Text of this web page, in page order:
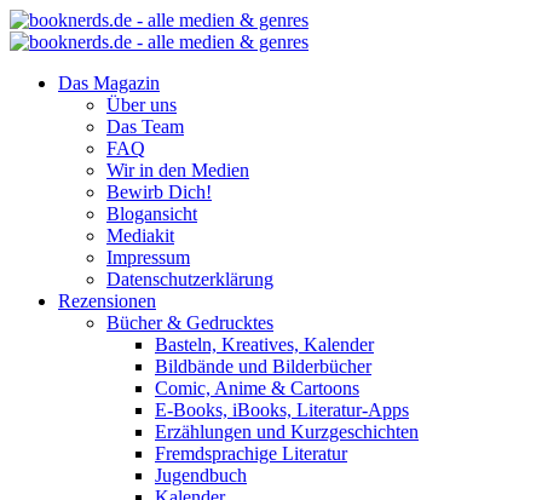
Das Magazin
Über uns
Das Team
FAQ
Wir in den Medien
Bewirb Dich!
Blogansicht
Mediakit
Impressum
Datenschutzerklärung
Rezensionen
Bücher & Gedrucktes
Basteln, Kreatives, Kalender
Bildbände und Bilderbücher
Comic, Anime & Cartoons
E-Books, iBooks, Literatur-Apps
Erzählungen und Kurzgeschichten
Fremdsprachige Literatur
Jugendbuch